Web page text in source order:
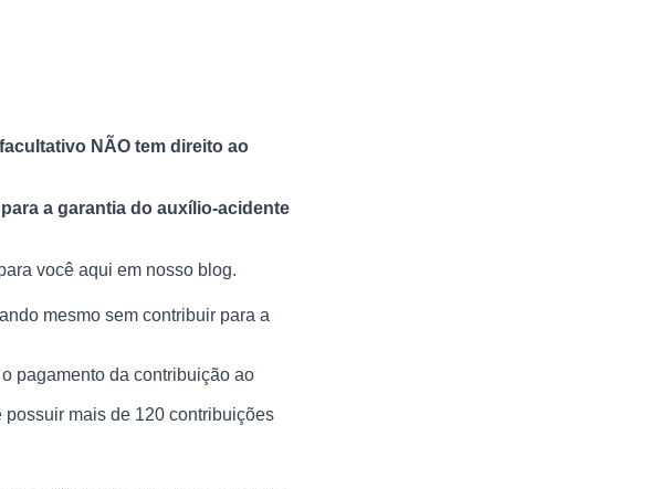
NÃO tem direito ao
a garantia do auxílio-acidente
você aqui em nosso blog.
mesmo sem contribuir para a
pagamento da contribuição ao
mais de 120 contribuições